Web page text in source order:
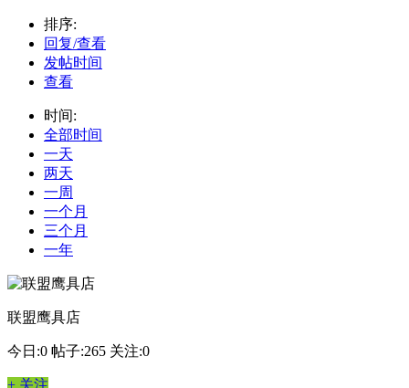
排序:
回复/查看
发帖时间
查看
时间:
全部时间
一天
两天
一周
一个月
三个月
一年
联盟鹰具店
今日:0 帖子:265 关注:0